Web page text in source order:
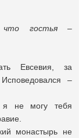
что гостья –
Евсевия, за
–
не могу тебя
монастырь не